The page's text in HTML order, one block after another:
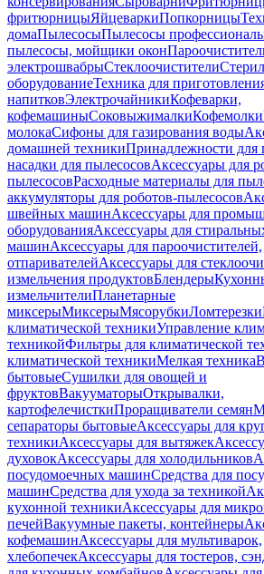
фритюрницыЯйцеваркиПопкорницы
домаПылесосыПылесосы
пылесосы, мойщики окон
электрошвабрыСтеклоочистители
оборудованиеТехника для
напитковЭлектрочайникиКофеварки,
кофемашиныСоковыжималкиКофемолки
молокаСифоны для газирования воды
домашней техникиПринадлежности для
насадки для пылесосовАксессуары для
пылесосовРасходные материалы для
аккумуляторы для роботов-пылесосов
швейных машинАксессуары для
оборудованияАксессуары для
машинАксессуары для пароочистителей,
отпаривателейАксессуары для
измельчения продуктовБлендеры
измельчителиПланетарные
миксерыМиксерыМясорубкиЛомтерезки
климатической техникиУправление
техникойФильтры для климатической
климатической техникиМелкая техника
бытовыеСушилки для овощей и
фруктовВакууматорыОткрывалки,
картофелечисткиПроращиватели семян
сепараторы бытовыеАксессуары для
техникиАксессуары для вытяжек
духовокАксессуары для холодильников
посудомоечных машинСредства для
машинСредства для ухода за техникой
кухонной техникиАксессуары для
печейВакуумные пакеты, контейнеры
кофемашинАксессуары для мультиварок,
хлебопечекАксессуары для тостеров,